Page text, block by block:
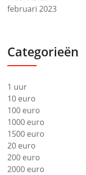
februari 2023
Categorieën
1 uur
10 euro
100 euro
1000 euro
1500 euro
20 euro
200 euro
2000 euro